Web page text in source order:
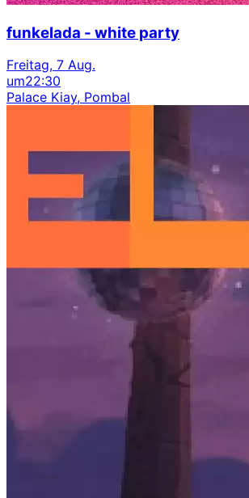
funkelada - white party
Freitag, 7 Aug.
um22:30
Palace Kiay, Pombal